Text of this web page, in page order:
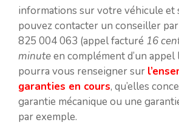
informations sur votre véhicule et
pouvez contacter un conseiller
825 004 063 (appel facturé 16
minuteen complément d’un appel
pourra vous renseigner sur
garanties en cours, qu’elles
garantie mécanique ou une
par exemple.